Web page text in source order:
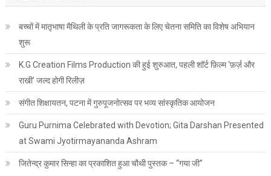
बच्चों में मातृभाषा मैथिली के प्रति जागरूकता के लिए चेतना समिति का विशेष अभियान
शुरू
K.G Creation Films Production की हुई शुरुआत, पहली शॉर्ट फ़िल्म ‘फ़र्ज़ और
राखी’ जल्द होगी रिलीज़
संगीत शिक्षायतन, पटना में गुरुपूजनोत्सव पर भव्य सांस्कृतिक आयोजन
Guru Purnima Celebrated with Devotion; Gita Darshan Presented
at Swami Jyotirmayananda Ashram
जितेन्द्र कुमार सिन्हा का प्रकाशित हुआ चौथी पुस्तक – “गया जी”